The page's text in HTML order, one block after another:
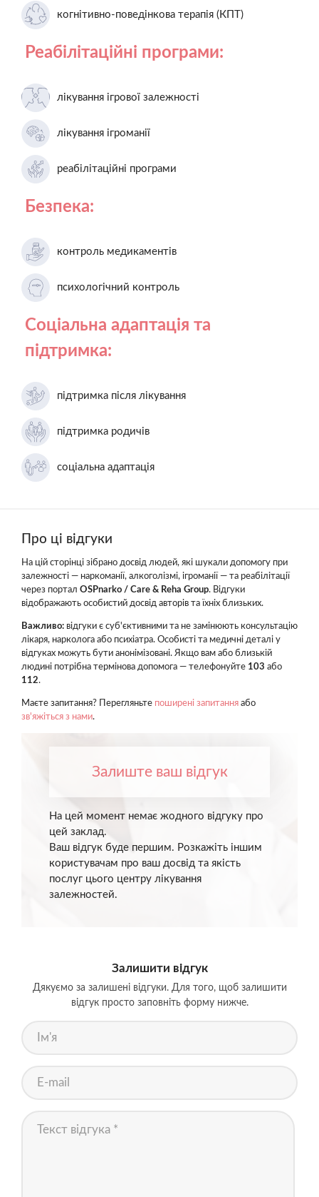
когнітивно-поведінкова терапія (КПТ)
Реабілітаційні програми:
лікування ігрової залежності
лікування ігроманії
реабілітаційні програми
Безпека:
контроль медикаментів
психологічний контроль
Соціальна адаптація та
підтримка:
підтримка після лікування
підтримка родичів
соціальна адаптація
Про ці відгуки
На цій сторінці зібрано досвід людей, які шукали допомогу при
залежності — наркоманії, алкоголізмі, ігроманії — та реабілітації
через портал OSPnarko / Care & Reha Group. Відгуки
відображають особистий досвід авторів та їхніх близьких.
Важливо: відгуки є суб'єктивними та не замінюють консультацію
лікаря, нарколога або психіатра. Особисті та медичні деталі у
відгуках можуть бути анонімізовані. Якщо вам або близькій
людині потрібна термінова допомога — телефонуйте 103 або
112.
Маєте запитання? Перегляньте поширені запитання або
зв'яжіться з нами.
Залиште ваш відгук
На цей момент немає жодного відгуку про
цей заклад.
Ваш відгук буде першим. Розкажіть іншим
користувачам про ваш досвід та якість
послуг цього центру лікування
залежностей.
Залишити відгук
Дякуємо за залишені відгуки. Для того, щоб залишити
відгук просто заповніть форму нижче.